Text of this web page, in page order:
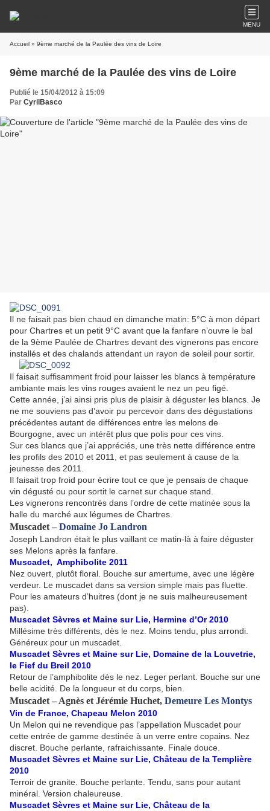
MENU
Accueil » 9ème marché de la Paulée des vins de Loire
9ème marché de la Paulée des vins de Loire
Publié le 15/04/2012 à 15:09
Par CyrilBasco
Il ne faisait pas bien chaud en dimanche matin: 5°C à mon départ
pour Chartres et un petit 9°C avant que la fanfare n’ouvre le bal
de la 9ème Paulée de Chartres devant des vignerons pas encore
installés et des chalands attendant un rayon de soleil pour sortir.
Il faisait suffisamment froid pour laisser les blancs à température
ambiante mais les vins rouges avaient le nez un peu figé.
Cette année, j’ai ainsi pris plus de plaisir à déguster les blancs. Je
ne me souviens pas d’avoir pu percevoir dans des dégustations
précédentes autant de différences entre les melons de
Bourgogne, avec un intérêt plus que polis pour ces vins.
Sur ces blancs que j’ai appréciés, une très nette différence entre
les profils des 2010 et 2011, et pas seulement à cause de la
jeunesse des 2011.
Il faisait trop froid pour écrire tout ce que je pensais de chaque
vin dégusté ou pour sortit le carnet sur chaque stand.
Les vignerons rencontrés dans l’ordre de cette matinée sous la
halle du marché aux légumes de Chartres.
Muscadet – Domaine Jo Landron
Joseph Landron était le plus vaillant ce matin-là à faire déguster
ses Melons après la fanfare.
Muscadet, Amphibolite 2011
Nez ouvert, plutôt floral. Bouche sur amertume, avec une légère
verdeur. Le muscadet dans sa version simple mais pas fluette.
Pour les amateurs d’huitres (dont je ne suis malheureusement
pas).
Muscadet Sèvres et Maine sur Lie, Hermine d’Or 2010
Millésime très différents, dès le nez. Moins tendu, plus arrondi.
Généreux pour un muscadet.
Muscadet Sèvres et Maine sur Lie, Domaine de la Louvetrie,
le Fief du Breil 2010
Retour de l’amphibolite dès le nez. Leger perlant. Bouche sur une
belle acidité. De la longueur et du corps, bien.
Muscadet – Agnès et Jérémie Huchet, Demeure Les Montys
Vin de France, Chapeau Melon 2010
Un Melon qui ne revendique pas l’appellation Muscadet pour
cette entrée de gamme destinée à un verre entre copains. Nez
discret. Bouche perlante, rafraichissante. Finale douce.
Muscadet Sèvres et Maine sur Lie, Château de la Templière
2010
Terroir de granite. Bouche perlante. Tendu, sans pour autant
minéral. Version chaleureuse.
Muscadet Sèvres et Maine sur Lie, Château de la